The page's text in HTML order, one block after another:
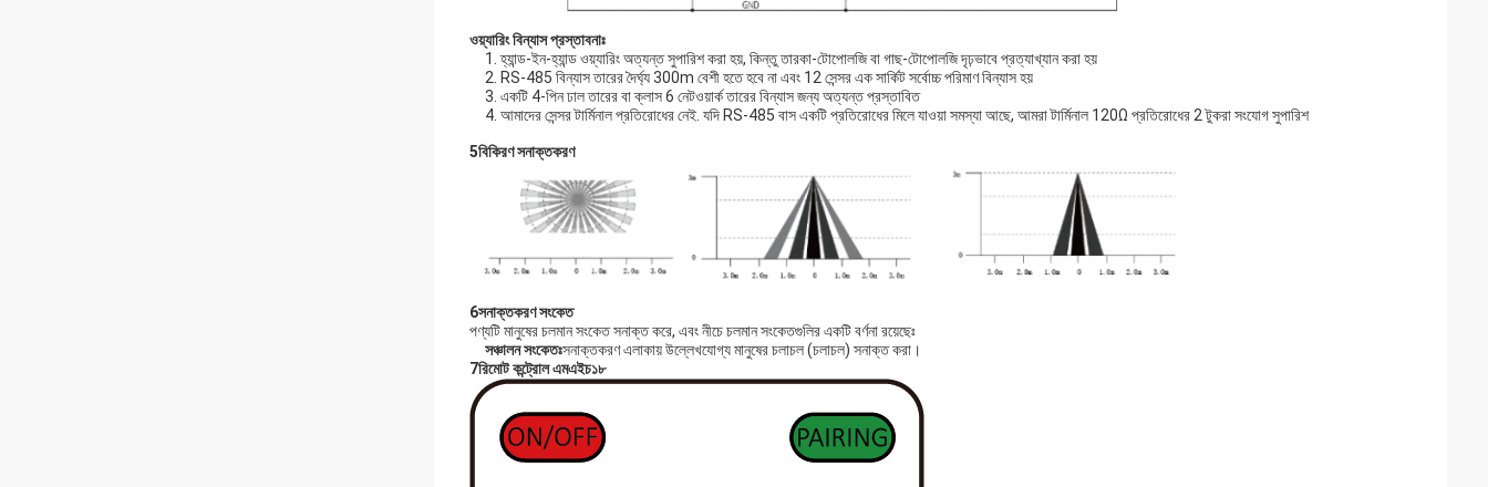
ওয়্যারিং বিন্যাস প্রস্তাবনাঃ
1. হ্যান্ড-ইন-হ্যান্ড ওয়্যারিং অত্যন্ত সুপারিশ করা হয়, কিন্তু তারকা-টোপোলজি বা গাছ-টোপোলজি দৃঢ়ভাবে প্রত্যাখ্যান করা হয়
2. RS-485 বিন্যাস তারের দৈর্ঘ্য 300m বেশী হতে হবে না এবং 12 সেন্সর এক সার্কিট সর্বোচ্চ পরিমাণ বিন্যাস হয়
3. একটি 4-পিন ঢাল তারের বা ক্লাস 6 নেটওয়ার্ক তারের বিন্যাস জন্য অত্যন্ত প্রস্তাবিত
4. আমাদের সেন্সর টার্মিনাল প্রতিরোধের নেই. যদি RS-485 বাস একটি প্রতিরোধের মিলে যাওয়া সমস্যা আছে, আমরা টার্মিনাল 120Ω প্রতিরোধের 2 টুকরা সংযোগ সুপারিশ
5বিকিরণ সনাক্তকরণ
6সনাক্তকরণ সংকেত
পণ্যটি মানুষের চলমান সংকেত সনাক্ত করে, এবং নীচে চলমান সংকেতগুলির একটি বর্ণনা রয়েছেঃ
সঞ্চালন সংকেতঃসনাক্তকরণ এলাকায় উল্লেখযোগ্য মানুষের চলাচল (চলাচল) সনাক্ত করা।
7রিমোট কন্ট্রোল এমএইচ১৮